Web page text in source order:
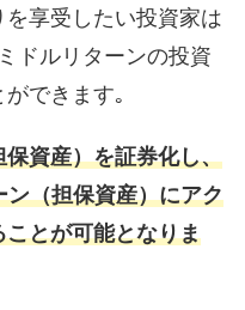
享受したい投資家は
ドルリターンの投資
できます｡
資産）を証券化し、
（担保資産）にアク
とが可能となりま